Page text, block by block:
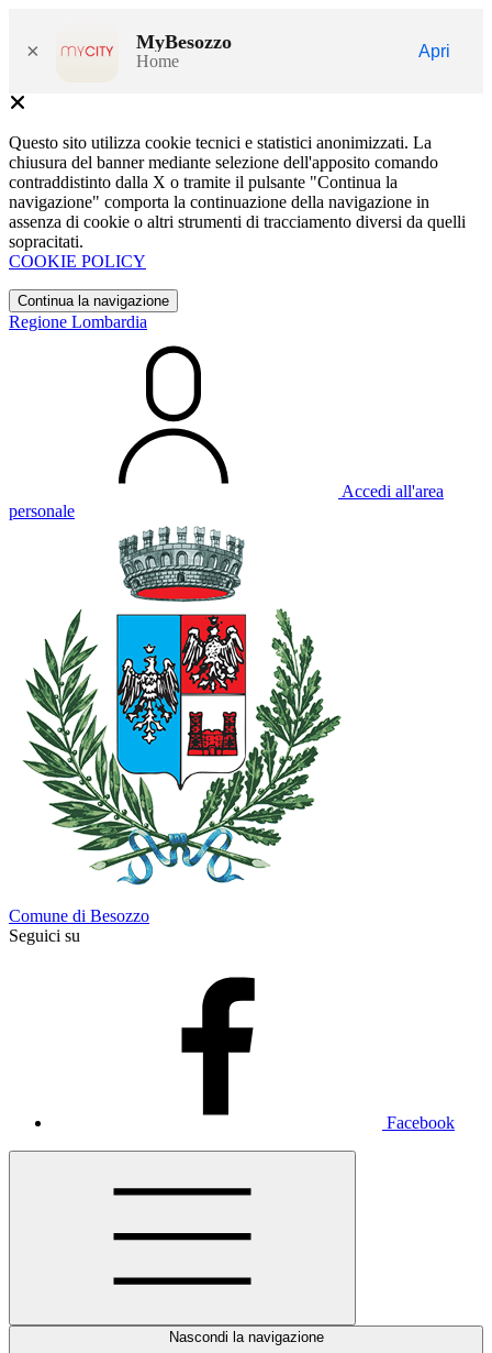
× MyBesozzo
Home
Apri
Questo sito utilizza cookie tecnici e statistici anonimizzati. La
chiusura del banner mediante selezione dell'apposito comando
contraddistinto dalla X o tramite il pulsante "Continua la
navigazione" comporta la continuazione della navigazione in
assenza di cookie o altri strumenti di tracciamento diversi da quelli
sopracitati.
COOKIE POLICY
Continua la navigazione
Regione Lombardia
Accedi all'area
personale
Comune di Besozzo
Seguici su
Facebook
Nascondi la navigazione